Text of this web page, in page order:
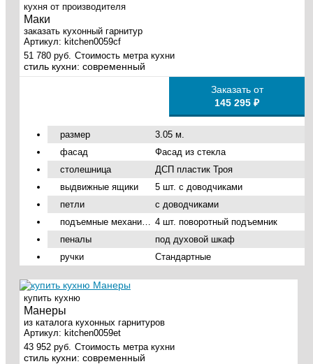
кухня от производителя
Маки
заказать кухонный гарнитур
Артикул: kitchen0059cf
51 780 руб. Стоимость метра кухни
стиль кухни: современный
Заказать от
145 295 ₽
размер
3.05 м.
фасад
Фасад из стекла
столешница
ДСП пластик Троя
выдвижные ящики
5 шт. с доводчиками
петли
с доводчиками
4 шт. поворотный подъемник
пеналы
под духовой шкаф
ручки
Стандартные
купить кухню
Манеры
из каталога кухонных гарнитуров
Артикул: kitchen0059et
43 952 руб. Стоимость метра кухни
стиль кухни: современный